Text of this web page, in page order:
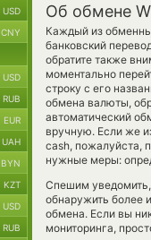
Об обмене
Каждый из
банковский
обратите также
моментально
строку с его
обмена валюты,
автоматический
вручную. Если же
cash, пожалуйста,
нужные меры:
Спешим
обнаружить более
обмена. Если вы
мониторинга,
USD
CNY
USD
RUB
EUR
UAH
BYN
KZT
USD
RUB